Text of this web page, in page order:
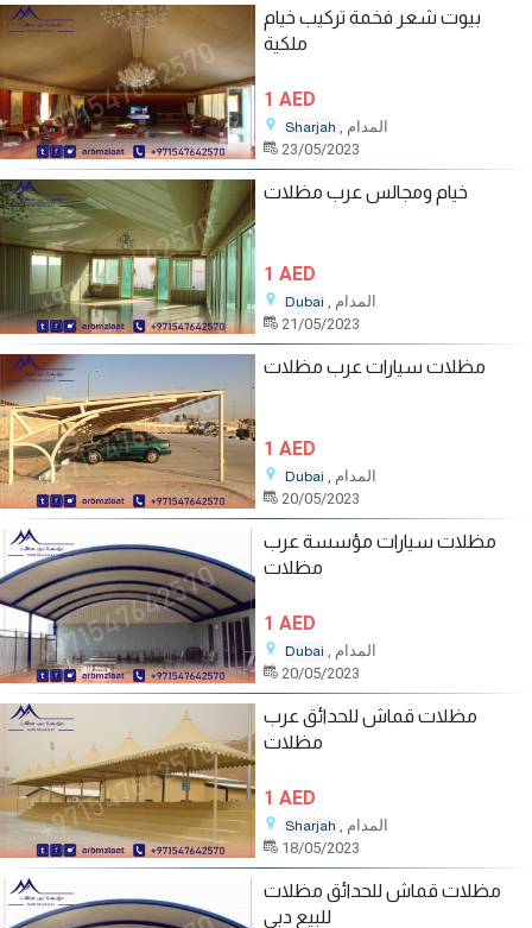
بيوت شعر فخمة تركيب خيام
ملكية
1 AED
Sharjah
, المدام
23/05/2023
خيام ومجالس عرب مظلات
1 AED
Dubai
, المدام
21/05/2023
مظلات سيارات عرب مظلات
1 AED
Dubai
, المدام
20/05/2023
مظلات سيارات مؤسسة عرب
مظلات
1 AED
Dubai
, المدام
20/05/2023
مظلات قماش للحدائق عرب
مظلات
1 AED
Sharjah
, المدام
18/05/2023
مظلات قماش للحدائق مظلات
للبيع دبي